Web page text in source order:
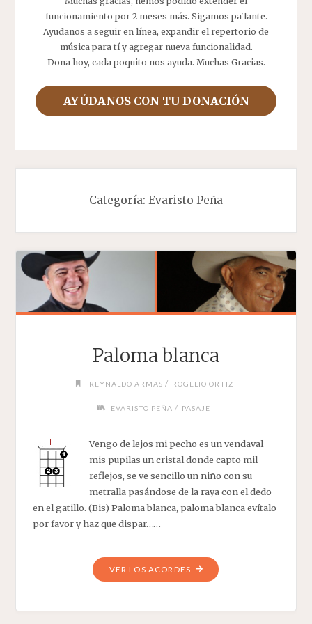
funcionamiento por 2 meses más. Sigamos pa'lante.
Ayudanos a seguir en línea, expandir el repertorio de
música para tí y agregar nueva funcionalidad.
Dona hoy, cada poquito nos ayuda. Muchas Gracias.
AYÚDANOS CON TU DONACIÓN
Categoría: Evaristo Peña
Paloma blanca
REYNALDO ARMAS / ROGELIO ORTIZ
EVARISTO PEÑA / PASAJE
Vengo de lejos mi pecho es un vendaval
mis pupilas un cristal donde capto mil
reflejos, se ve sencillo un niño con su
metralla pasándose de la raya con el dedo
en el gatillo. (Bis) Paloma blanca, paloma blanca evítalo
por favor y haz que dispar……
VER LOS ACORDES"PALOMA